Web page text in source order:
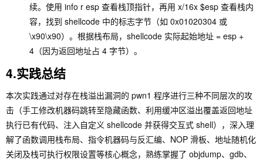
续。使用 info r esp 查看栈顶指针，再用 x/16x $esp 查看栈内
容，找到 shellcode 中的标志字节（如 0x01020304 或
\x90\x90）。根据栈布局，shellcode 实际起始地址 = esp +
4（因为返回地址占 4 字节）。
4.实践总结
本次实践通过对存在栈溢出漏洞的 pwn1 程序进行三种不同层次的攻
击（手工修改机器码跳转至隐藏函数、利用缓冲区溢出覆盖返回地址
执行已有代码、注入自定义 shellcode 并获得交互式 shell），深入理
解了函数调用栈布局、指令机器码与反汇编、NOP 滑板、地址随机化
关闭及栈可执行权限设置等核心概念，熟练掌握了 objdump、 gdb、